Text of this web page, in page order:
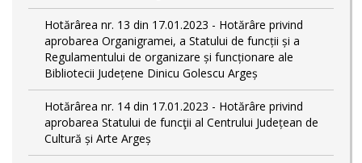
Hotărârea nr. 13 din 17.01.2023 - Hotărâre privind
aprobarea Organigramei, a Statului de funcții și a
Regulamentului de organizare și funcționare ale
Bibliotecii Județene Dinicu Golescu Argeș
Hotărârea nr. 14 din 17.01.2023 - Hotărâre privind
aprobarea Statului de funcţii al Centrului Județean de
Cultură și Arte Argeș